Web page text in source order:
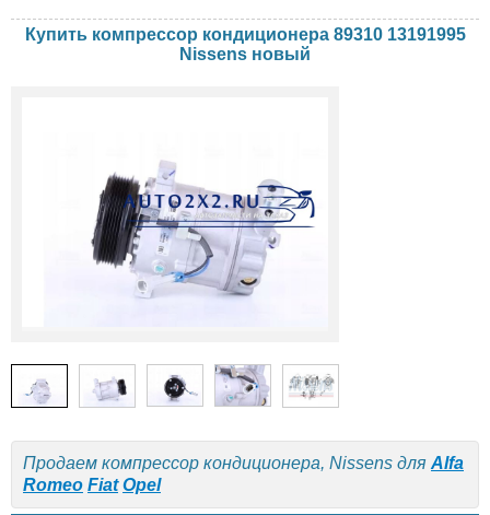
Купить компрессор кондиционера 89310 13191995
Nissens новый
Продаем компрессор кондиционера, Nissens для Alfa
Romeo Fiat Opel